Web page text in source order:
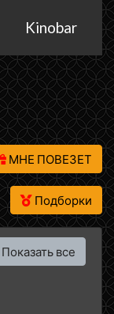
Kinobar
МНЕ ПОВЕЗЕТ
Подборки
Показать все